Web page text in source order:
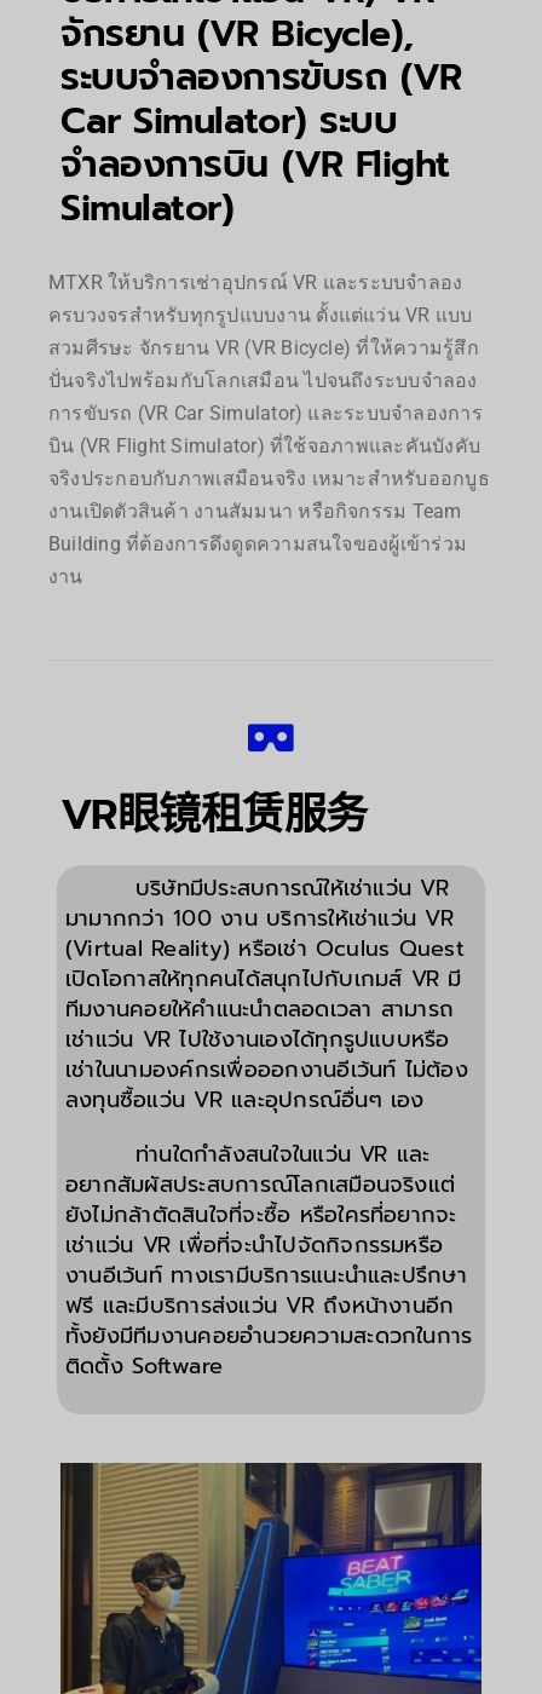
จักรยาน (VR Bicycle),
ระบบจำลองการขับรถ (VR
Car Simulator) ระบบ
จำลองการบิน (VR Flight
Simulator)
MTXR ให้บริการเช่าอุปกรณ์ VR และระบบจำลอง
ครบวงจรสำหรับทุกรูปแบบงาน ตั้งแต่แว่น VR แบบ
สวมศีรษะ จักรยาน VR (VR Bicycle) ที่ให้ความรู้สึก
ปั่นจริงไปพร้อมกับโลกเสมือน ไปจนถึงระบบจำลอง
การขับรถ (VR Car Simulator) และระบบจำลองการ
บิน (VR Flight Simulator) ที่ใช้จอภาพและคันบังคับ
จริงประกอบกับภาพเสมือนจริง เหมาะสำหรับออกบูธ
งานเปิดตัวสินค้า งานสัมมนา หรือกิจกรรม Team
Building ที่ต้องการดึงดูดความสนใจของผู้เข้าร่วม
งาน
VR眼镜租赁服务
บริษัทมีประสบการณ์ให้เช่าแว่น VR
มามากกว่า 100 งาน บริการให้เช่าแว่น VR
(Virtual Reality) หรือเช่า Oculus Quest
เปิดโอกาสให้ทุกคนได้สนุกไปกับเกมส์ VR มี
ทีมงานคอยให้คำแนะนำตลอดเวลา สามารถ
เช่าแว่น VR ไปใช้งานเองได้ทุกรูปแบบหรือ
เช่าในนามองค์กรเพื่อออกงานอีเว้นท์ ไม่ต้อง
ลงทุนซื้อแว่น VR และอุปกรณ์อื่นๆ เอง
ท่านใดกำลังสนใจในแว่น VR และ
อยากสัมผัสประสบการณ์โลกเสมือนจริงแต่
ยังไม่กล้าตัดสินใจที่จะซื้อ หรือใครที่อยากจะ
เช่าแว่น VR เพื่อที่จะนำไปจัดกิจกรรมหรือ
งานอีเว้นท์ ทางเรามีบริการแนะนำและปรึกษา
ฟรี และมีบริการส่งแว่น VR ถึงหน้างานอีก
ทั้งยังมีทีมงานคอยอำนวยความสะดวกในการ
ติดตั้ง Software